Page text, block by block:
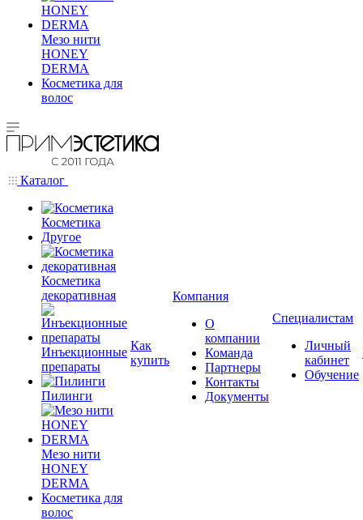
Мезо нити
HONEY
DERMA
Косметика для
волос
Каталог
Косметика
Другое
Косметика
декоративная
Инъекционные
препараты
Пилинги
Мезо нити
HONEY
DERMA
Косметика для
волос
Как
купить
Компания
О
компании
Команда
Партнеры
Контакты
Документы
Специалистам
Личный
кабинет
Обучение